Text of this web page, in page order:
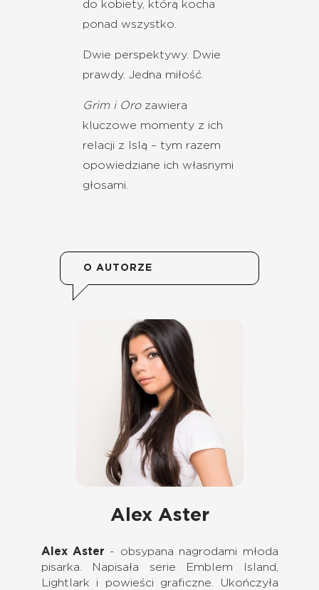
do kobiety, którą kocha
ponad wszystko.
Dwie perspektywy. Dwie
prawdy. Jedna miłość.
Grim i Orozawiera
kluczowe momenty z ich
relacji z Islą – tym razem
opowiedziane ich własnymi
głosami.
O AUTORZE
Alex Aster
Alex Aster - obsypana nagrodami młoda
pisarka. Napisała serie Emblem Island,
Lightlark i powieści graficzne. Ukończyła